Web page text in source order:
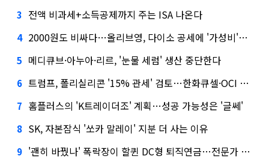
3 전액 비과세+소득공제까지 주는 ISA 나온다
4 2000원도 비싸다…올리브영, 다이소 공세에 '가성비'로 맞불
5 메디큐브·아누아·리르, '눈물 세럼' 생산 중단한다
6 트럼프, 폴리실리콘 '15% 관세' 검토…한화큐셀·OCI 영향은?
7 홈플러스의 'K트레이더조' 계획…성공 가능성은 '글쎄'
8 SK, 자본잠식 '쏘카 말레이' 지분 더 사는 이유
9 '괜히 바꿨나' 폭락장이 할퀸 DC형 퇴직연금…전문가 조언은